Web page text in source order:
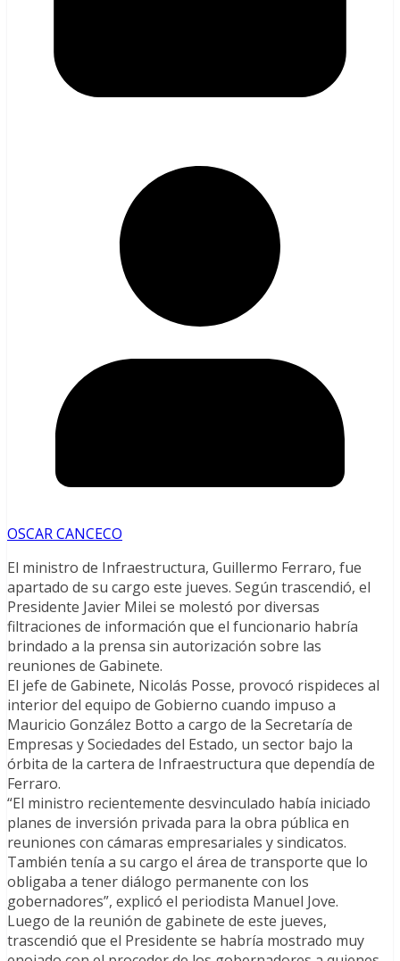
OSCAR CANCECO
El ministro de Infraestructura, Guillermo Ferraro, fue
apartado de su cargo este jueves. Según trascendió, el
Presidente Javier Milei se molestó por diversas
filtraciones de información que el funcionario habría
brindado a la prensa sin autorización sobre las
reuniones de Gabinete.
El jefe de Gabinete, Nicolás Posse, provocó rispideces al
interior del equipo de Gobierno cuando impuso a
Mauricio González Botto a cargo de la Secretaría de
Empresas y Sociedades del Estado, un sector bajo la
órbita de la cartera de Infraestructura que dependía de
Ferraro.
“El ministro recientemente desvinculado había iniciado
planes de inversión privada para la obra pública en
reuniones con cámaras empresariales y sindicatos.
También tenía a su cargo el área de transporte que lo
obligaba a tener diálogo permanente con los
gobernadores”, explicó el periodista Manuel Jove.
Luego de la reunión de gabinete de este jueves,
trascendió que el Presidente se habría mostrado muy